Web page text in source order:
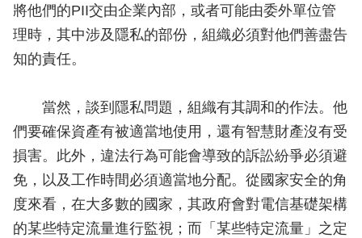
將他們的PII交由企業內部，或者可能由委外單位管
理時，其中涉及隱私的部份，組織必須對他們善盡告
知的責任。
當然，談到隱私問題，組織有其調和的作法。他
們要確保資產有被適當地使用，還有智慧財產沒有受
損害。此外，違法行為可能會導致的訴訟紛爭必須避
免，以及工作時間必須適當地分配。從國家安全的角
度來看，在大多數的國家，其政府會對電信基礎架構
的某些特定流量進行監視；而「某些特定流量」之定